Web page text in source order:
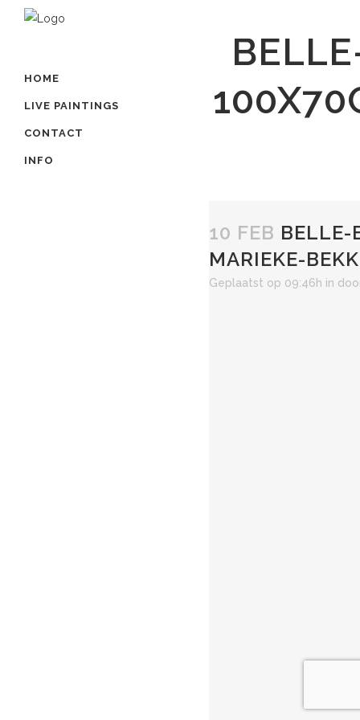
HOME
LIVE PAINTINGS
CONTACT
INFO
10 FEB BELLE-
MARIEKE-
Geplaatst op 09:46h in